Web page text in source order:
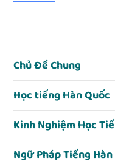
Chủ Đề Chung
Học tiếng Hàn Quốc
Kinh Nghiệm Học
Ngữ Pháp Tiếng Hàn